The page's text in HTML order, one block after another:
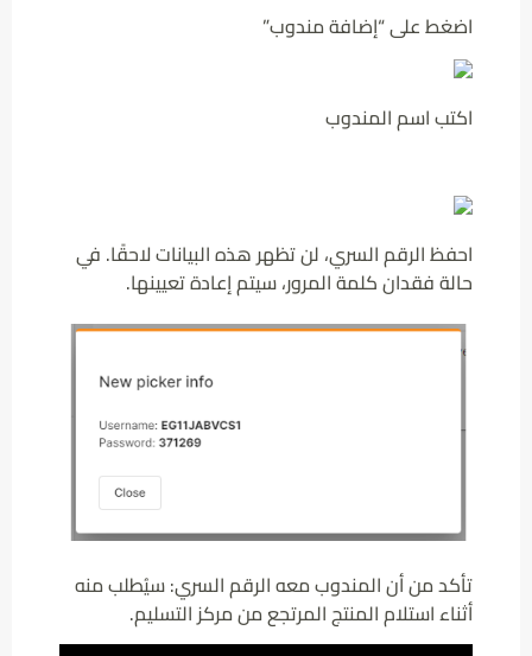
اضغط على “إضافة مندوب”
اكتب اسم المندوب
احفظ الرقم السري، لن تظهر هذه البيانات لاحقًا. في
حالة فقدان كلمة المرور، سيتم إعادة تعيينها.
تأكد من أن المندوب معه الرقم السري: سيُطلب منه
أثناء استلام المنتج المرتجع من مركز التسليم.